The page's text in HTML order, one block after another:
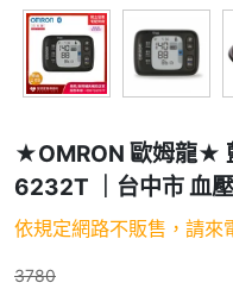
★OMRON 歐姆龍★
6232T ｜台中市 血
依規定網路不販售，請來
3780